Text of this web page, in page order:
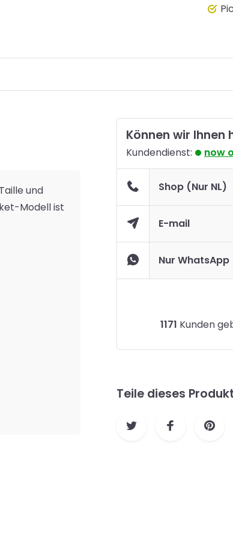
und
Modell ist
Können wir Ihnen
Kundendienst: now
Shop (Nur NL)
E-mail
Nur WhatsApp
1171 Kunden
Teile dieses Produkt